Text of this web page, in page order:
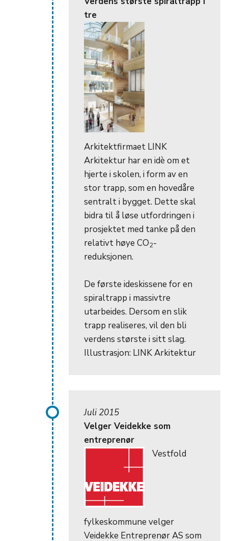
tre
Arkitektfirmaet LINK
Arkitektur har en idè om et
hjerte i skolen, i form av en
stor trapp, som en hovedåre
sentralt i bygget. Dette skal
bidra til å løse utfordringen i
prosjektet med tanke på den
relativt høye CO2-
reduksjonen.
De første ideskissene for en
spiraltrapp i massivtre
utarbeides. Dersom en slik
trapp realiseres, vil den bli
verdens største i sitt slag.
Illustrasjon: LINK Arkitektur
Juli 2015
Velger Veidekke som
entreprenør
Vestfold
fylkeskommune velger
Veidekke Entreprenør AS som